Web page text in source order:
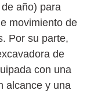
año) para
movimiento de
Por su parte,
de
con una
alcance y una